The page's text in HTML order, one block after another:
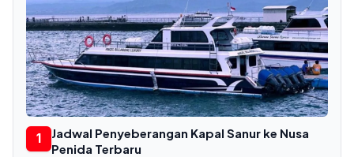
1
Jadwal Penyeberangan Kapal Sanur ke Nusa
Penida Terbaru